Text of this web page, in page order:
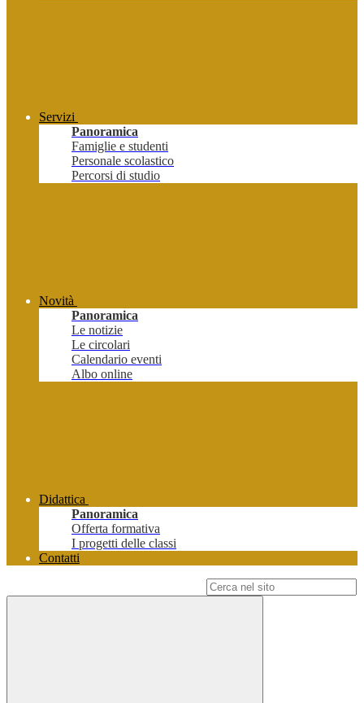
Servizi
Panoramica
Famiglie e studenti
Personale scolastico
Percorsi di studio
Novità
Panoramica
Le notizie
Le circolari
Calendario eventi
Albo online
Didattica
Panoramica
Offerta formativa
I progetti delle classi
Contatti